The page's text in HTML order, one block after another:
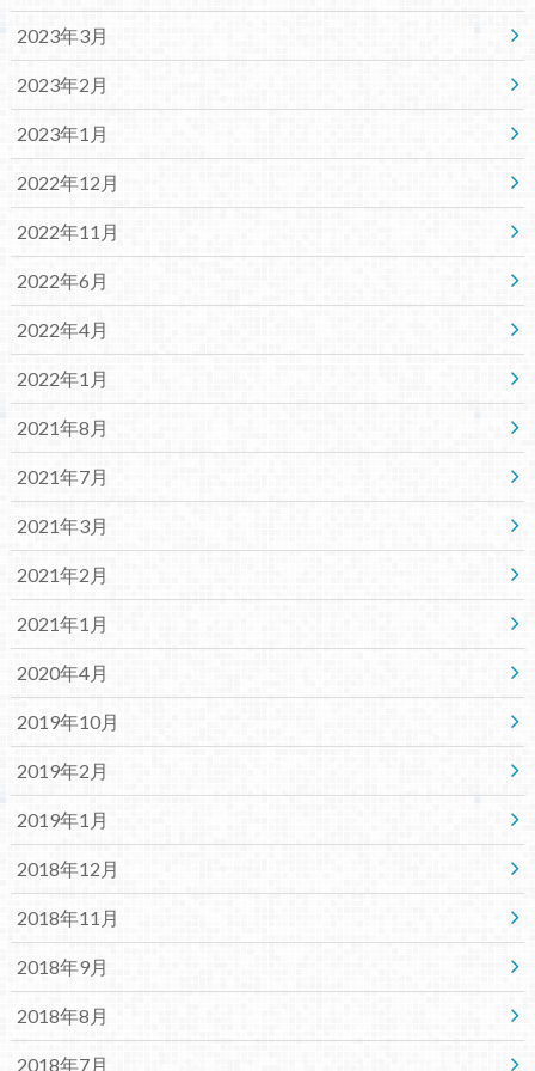
2023年3月
2023年2月
2023年1月
2022年12月
2022年11月
2022年6月
2022年4月
2022年1月
2021年8月
2021年7月
2021年3月
2021年2月
2021年1月
2020年4月
2019年10月
2019年2月
2019年1月
2018年12月
2018年11月
2018年9月
2018年8月
2018年7月